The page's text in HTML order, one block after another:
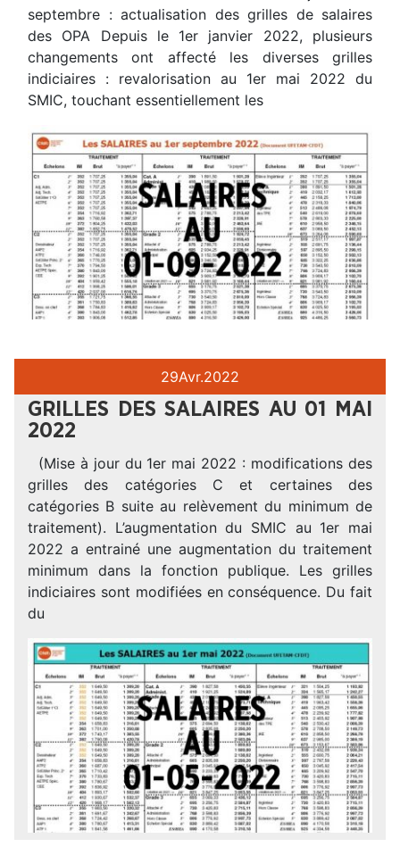
septembre : actualisation des grilles de salaires
des OPA Depuis le 1er janvier 2022, plusieurs
changements ont affecté les diverses grilles
indiciaires : revalorisation au 1er mai 2022 du
SMIC, touchant essentiellement les
29Avr.2022
GRILLES DES SALAIRES AU 01 MAI
2022
(Mise à jour du 1er mai 2022 : modifications des
grilles des catégories C et certaines des
catégories B suite au relèvement du minimum de
traitement). L’augmentation du SMIC au 1er mai
2022 a entrainé une augmentation du traitement
minimum dans la fonction publique. Les grilles
indiciaires sont modifiées en conséquence. Du fait
du